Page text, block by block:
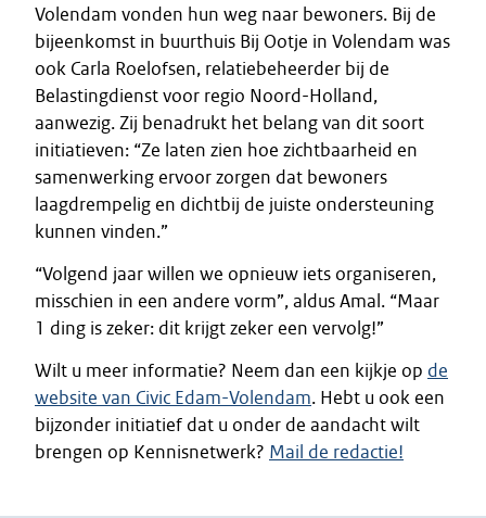
Volendam vonden hun weg naar bewoners. Bij de
bijeenkomst in buurthuis Bij Ootje in Volendam was
ook Carla Roelofsen, relatiebeheerder bij de
Belastingdienst voor regio Noord-Holland,
aanwezig. Zij benadrukt het belang van dit soort
initiatieven: “Ze laten zien hoe zichtbaarheid en
samenwerking ervoor zorgen dat bewoners
laagdrempelig en dichtbij de juiste ondersteuning
kunnen vinden.”
“Volgend jaar willen we opnieuw iets organiseren,
misschien in een andere vorm”, aldus Amal. “Maar
1 ding is zeker: dit krijgt zeker een vervolg!”
Wilt u meer informatie? Neem dan een kijkje op de
website van Civic Edam-Volendam. Hebt u ook een
bijzonder initiatief dat u onder de aandacht wilt
brengen op Kennisnetwerk? Mail de redactie!